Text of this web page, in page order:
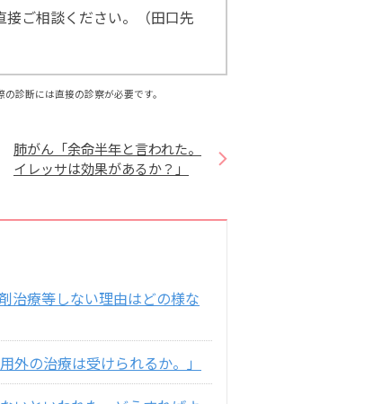
ご相談ください。（田口先
診断には直接の診察が必要です。
肺がん「余命半年と言われた。
イレッサは効果があるか？」
治療等しない理由はどの様な
外の治療は受けられるか。」